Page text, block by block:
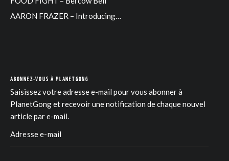
AARON FRAZER – Introducing…
ABONNEZ-VOUS À PLANETGONG
Saisissez votre adresse e-mail pour vous abonner à
PlanetGong et recevoir une notification de chaque nouvel
article par e-mail.